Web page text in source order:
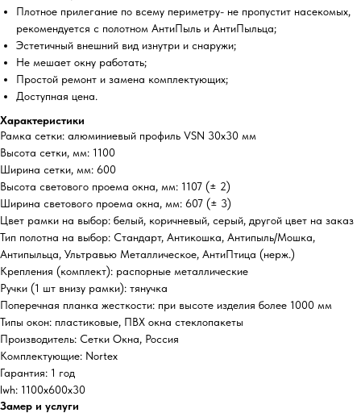
Плотное прилегание по всему периметру- не пропустит насекомых,
рекомендуется с полотном АнтиПыль и АнтиПыльца;
Эстетичный внешний вид изнутри и снаружи;
Не мешает окну работать;
Простой ремонт и замена комплектующих;
Доступная цена.
Характеристики
Рамка сетки: алюминиевый профиль VSN 30х30 мм
Высота сетки, мм: 1100
Ширина сетки, мм: 600
Высота светового проема окна, мм: 1107 (± 2)
Ширина светового проема окна, мм: 607 (± 3)
Цвет рамки на выбор: белый, коричневый, серый, другой цвет на заказ
Тип полотна на выбор: Стандарт, Антикошка, Антипыль/Мошка,
Антипыльца, Ультравью Металлическое, АнтиПтица (нерж.)
Крепления (комплект): распорные металлические
Ручки (1 шт внизу рамки): тянучка
Поперечная планка жесткости: при высоте изделия более 1000 мм
Типы окон: пластиковые, ПВХ окна стеклопакеты
Производитель: Сетки Окна, Россия
Комплектующие: Nortex
Гарантия: 1 год
lwh: 1100x600x30
Замер и услуги